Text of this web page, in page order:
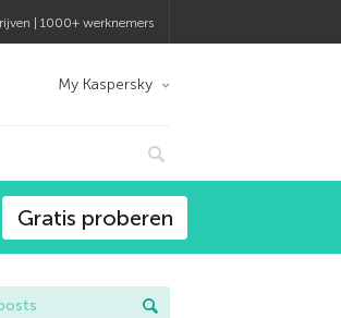
| 1000+ werknemers
My Kaspersky
Gratis proberen